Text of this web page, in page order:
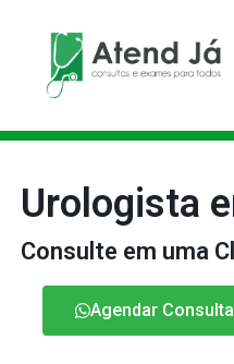
Urologista
Consulte em uma
Agendar